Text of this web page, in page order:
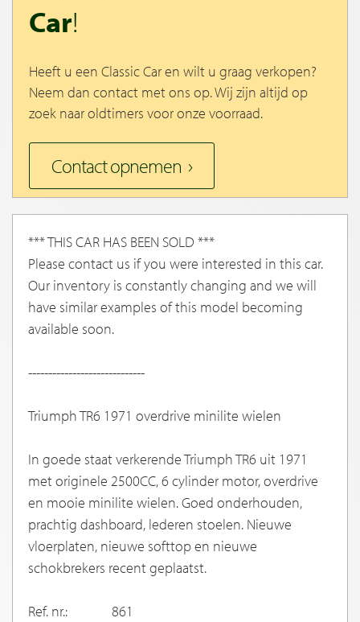
Car!
Heeft u een Classic Car en wilt u graag verkopen?
Neem dan contact met ons op. Wij zijn altijd op
zoek naar oldtimers voor onze voorraad.
Contact opnemen
*** THIS CAR HAS BEEN SOLD ***
Please contact us if you were interested in this car.
Our inventory is constantly changing and we will
have similar examples of this model becoming
available soon.
-----------------------------
Triumph TR6 1971 overdrive minilite wielen
In goede staat verkerende Triumph TR6 uit 1971
met originele 2500CC, 6 cylinder motor, overdrive
en mooie minilite wielen. Goed onderhouden,
prachtig dashboard, lederen stoelen. Nieuwe
vloerplaten, nieuwe softtop en nieuwe
schokbrekers recent geplaatst.
Ref. nr.:
861